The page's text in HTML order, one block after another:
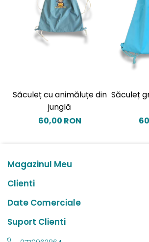
Săculeț cu animăluțe din
junglă
60,00 RON
Săculeț
Magazinul Meu
Clienti
Date Comerciale
Suport Clienti